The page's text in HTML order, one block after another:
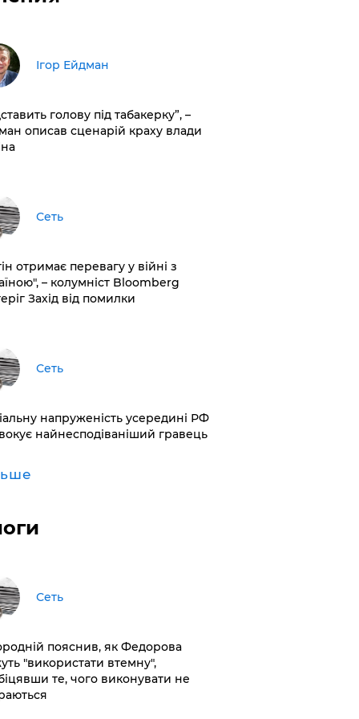
Ігор Ейдман
голову під табакерку”, –
описав сценарій краху влади
Сеть
отримає перевагу у війні з
– колумніст Bloomberg
Захід від помилки
Сеть
напруженість усередині РФ
найнесподіваніший гравець
Сеть
пояснив, як Федорова
"використати втемну",
те, чого виконувати не